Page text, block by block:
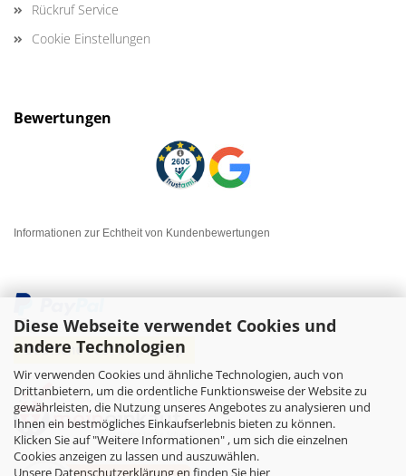
Diese Webseite verwendet Cookies und
andere Technologien
Wir verwenden Cookies und ähnliche Technologien, auch von
Drittanbietern, um die ordentliche Funktionsweise der Website zu
gewährleisten, die Nutzung unseres Angebotes zu analysieren und
Ihnen ein bestmögliches Einkaufserlebnis bieten zu können.
Klicken Sie auf "Weitere Informationen" , um sich die einzelnen
Cookies anzeigen zu lassen und auszuwählen.
Unsere Datenschutzerklärung en finden Sie hier
Rückruf Service
Cookie Einstellungen
Bewertungen
Informationen zur Echtheit von Kundenbewertungen